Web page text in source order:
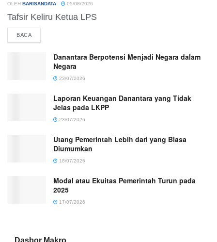
OLEH BARISANDATA 05/08/2026
Tafsir Keliru Ketua LPS
BACADETAILS
Danantara Berpotensi Menjadi Negara dalam
Negara
23/07/2026
Laporan Keuangan Danantara yang Tidak
Jelas pada LKPP
23/07/2026
Utang Pemerintah Lebih dari yang Biasa
Diumumkan
18/07/2026
Modal atau Ekuitas Pemerintah Turun pada
2025
17/07/2026
Dasbor Makro